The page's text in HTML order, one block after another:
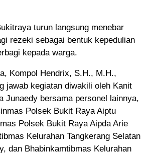
turun langsung menebar
rezeki sebagai bentuk kepedulian
kepada warga.
Kompol Hendrix, S.H., M.H.,
jawab kegiatan diwakili oleh Kanit
Junaedy bersama personel lainnya,
Polsek Bukit Raya Aiptu
Polsek Bukit Raya Aipda Arie
Kelurahan Tangkerang Selatan
dan Bhabinkamtibmas Kelurahan